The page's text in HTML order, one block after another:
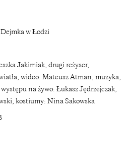
w Łodzi
Jakimiak, drugi reżyser,
wideo: Mateusz Atman, muzyka,
na żywo: Łukasz Jędrzejczak,
kostiumy: Nina Sakowska